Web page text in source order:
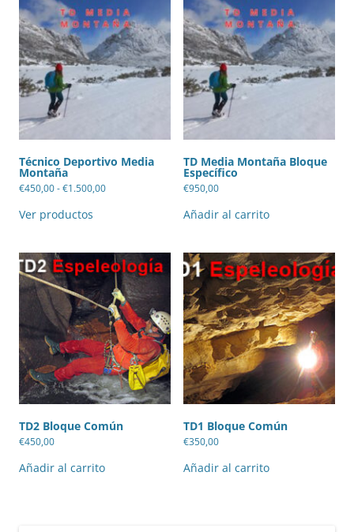
Técnico Deportivo Media
Montaña
€450,00-€1.500,00Rango
Ver productos
TD Media Montaña Bloque
Específico
€950,00
Añadir al carrito
TD2 Bloque Común
€450,00
Añadir al carrito
TD1 Bloque Común
€350,00
Añadir al carrito